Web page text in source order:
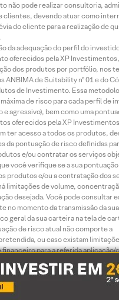
não pode realizar consultoria,
clientes, devendo atuar como
do cliente para a realização de
da adequação do perfil do
oferecidos pela XP
dos produtos por portfólio, nos
ANBIMA de Suitability nº 01 e do
de Investimento. Essa
de risco para cada perfil de
e agressivo), bem como uma
oferecidos pela XP
ter acesso a todos os produtos,
da pontuação de risco definidas
e/ou contratar os serviços
você verifique se a sua
produtos e/ou a contratação dos
limitações de volume,
desejada. Você pode consultar
no momento da transmissão da
geral da sua carteira na tela de
de risco atual não comporte a
ou caso existam
financeiro para a referida
na composição atual da sua carteira,
está adequada ao seu perfil. Em
dos produtos oferecidos
de investidor, consulte o FAQ. As